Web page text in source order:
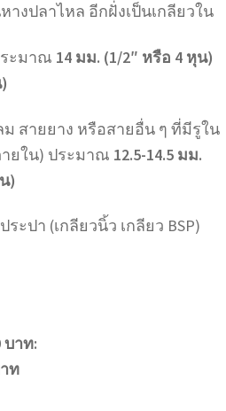
างปลาไหล อีกฝั่งเป็นเกลียวใน
ะมาณ 14 มม. (1/2″ หรือ 4 หุน)
สายยาง หรือสายอื่น ๆ ที่มีรูใน
ยใน) ประมาณ 12.5-14.5 มม.
)
ระปา (เกลียวนิ้ว เกลียว BSP)
บาท:
ท